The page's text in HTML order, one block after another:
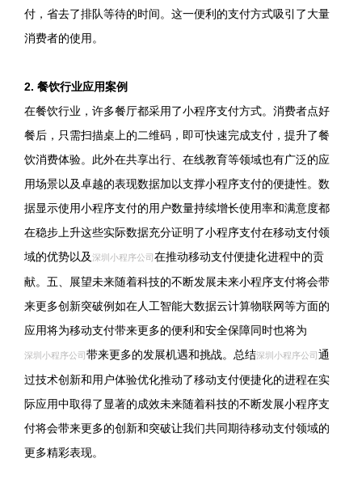
付，省去了排队等待的时间。这一便利的支付方式吸引了大量
消费者的使用。
2. 餐饮行业应用案例
在餐饮行业，许多餐厅都采用了小程序支付方式。消费者点好
餐后，只需扫描桌上的二维码，即可快速完成支付，提升了餐
饮消费体验。此外在共享出行、在线教育等领域也有广泛的应
用场景以及卓越的表现数据加以支撑小程序支付的便捷性。数
据显示使用小程序支付的用户数量持续增长使用率和满意度都
在稳步上升这些实际数据充分证明了小程序支付在移动支付领
域的优势以及深圳小程序公司 在推动移动支付便捷化进程中的贡
献。五、展望未来随着科技的不断发展未来小程序支付将会带
来更多创新突破例如在人工智能大数据云计算物联网等方面的
应用将为移动支付带来更多的便利和安全保障同时也将为
深圳小程序公司 带来更多的发展机遇和挑战。总结深圳小程序公司 通
过技术创新和用户体验优化推动了移动支付便捷化的进程在实
际应用中取得了显著的成效未来随着科技的不断发展小程序支
付将会带来更多的创新和突破让我们共同期待移动支付领域的
更多精彩表现。